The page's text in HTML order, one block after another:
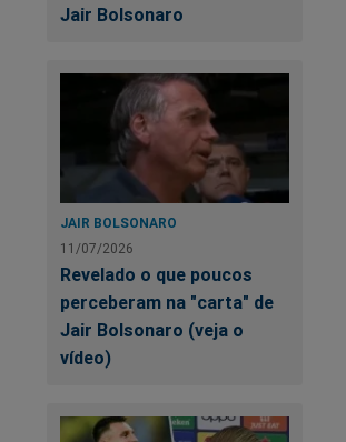
Jair Bolsonaro
JAIR BOLSONARO
11/07/2026
Revelado o que poucos
perceberam na "carta" de
Jair Bolsonaro (veja o
vídeo)